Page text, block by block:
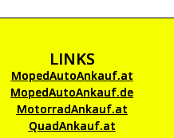
LINKS
MopedAutoAnkauf.at
MopedAutoAnkauf.de
MotorradAnkauf.at
QuadAnkauf.at